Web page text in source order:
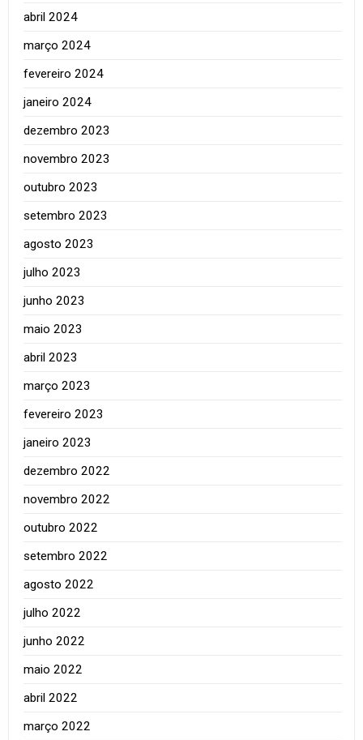
abril 2024
março 2024
fevereiro 2024
janeiro 2024
dezembro 2023
novembro 2023
outubro 2023
setembro 2023
agosto 2023
julho 2023
junho 2023
maio 2023
abril 2023
março 2023
fevereiro 2023
janeiro 2023
dezembro 2022
novembro 2022
outubro 2022
setembro 2022
agosto 2022
julho 2022
junho 2022
maio 2022
abril 2022
março 2022